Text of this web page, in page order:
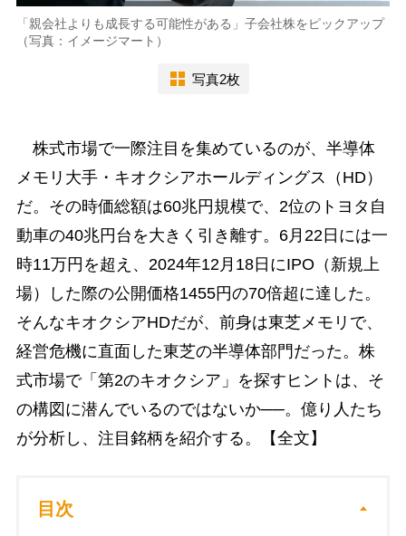
「親会社よりも成長する可能性がある」子会社株をピックアップ
（写真：イメージマート）
写真2枚
株式市場で一際注目を集めているのが、半導体
メモリ大手・キオクシアホールディングス（HD）
だ。その時価総額は60兆円規模で、2位のトヨタ自
動車の40兆円台を大きく引き離す。6月22日には一
時11万円を超え、2024年12月18日にIPO（新規上
場）した際の公開価格1455円の70倍超に達した。
そんなキオクシアHDだが、前身は東芝メモリで、
経営危機に直面した東芝の半導体部門だった。株
式市場で「第2のキオクシア」を探すヒントは、そ
の構図に潜んでいるのではないか──。億り人たち
が分析し、注目銘柄を紹介する。【全文】
目次